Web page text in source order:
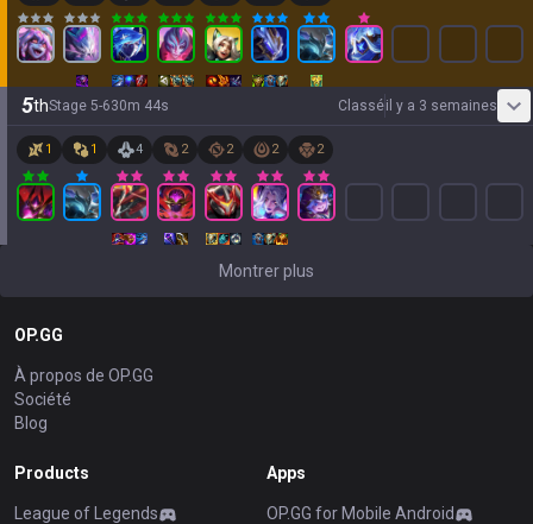
5thStage 5-630m 44s Classéil y a 3 semaines
1 1 4 2 2 2 2
Montrer plus
OP.GG
À propos de OP.GG
Société
Blog
Products
League of Legends
Apps
OP.GG for Mobile Android